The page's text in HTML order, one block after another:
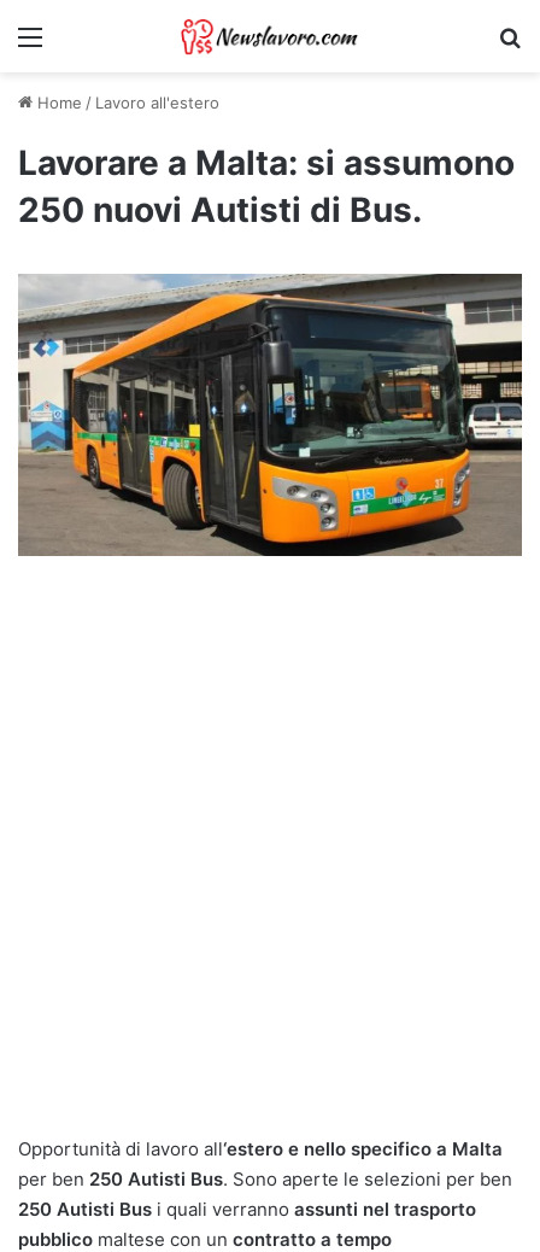
Menu
Home / Lavoro all'estero
Lavorare a Malta: si assumono
250 nuovi Autisti di Bus.
Opportunità di lavoro all‘estero e nello specifico a Malta
per ben 250 Autisti Bus. Sono aperte le selezioni per ben
250 Autisti Bus i quali verranno assunti nel trasporto
pubblico maltese con un contratto a tempo